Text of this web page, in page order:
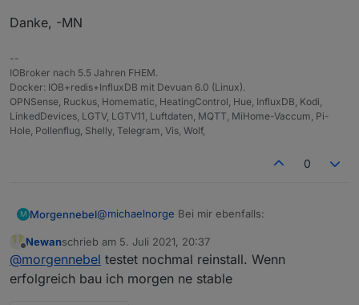
Danke, -MN
--
IOBroker nach 5.5 Jahren FHEM.
Docker: IOB+redis+InfluxDB mit Devuan 6.0 (Linux).
OPNSense, Ruckus, Homematic, HeatingControl, Hue, InfluxDB, Kodi,
LinkedDevices, LGTV, LGTV11, Luftdaten, MQTT, MiHome-Vaccum, Pi-
Hole, Pollenflug, Shelly, Telegram, Vis, Wolf,
0
M Morgennebel@michaelnorge Bei mir ebenfalls:
(28109) ManagedBluelinkyError:
(28109) Login to api
(28109) starting. Version 1.0.5 in /opt/
Ich bin bereits auf einem migrierten Account und
die UVO-App auf dem Handy läuft normal.
Newanschrieb am 5. Juli 2021, 20:37
zuletzt editiert von
@morgennebel testet nochmal reinstall. Wenn
erfolgreich bau ich morgen ne stable